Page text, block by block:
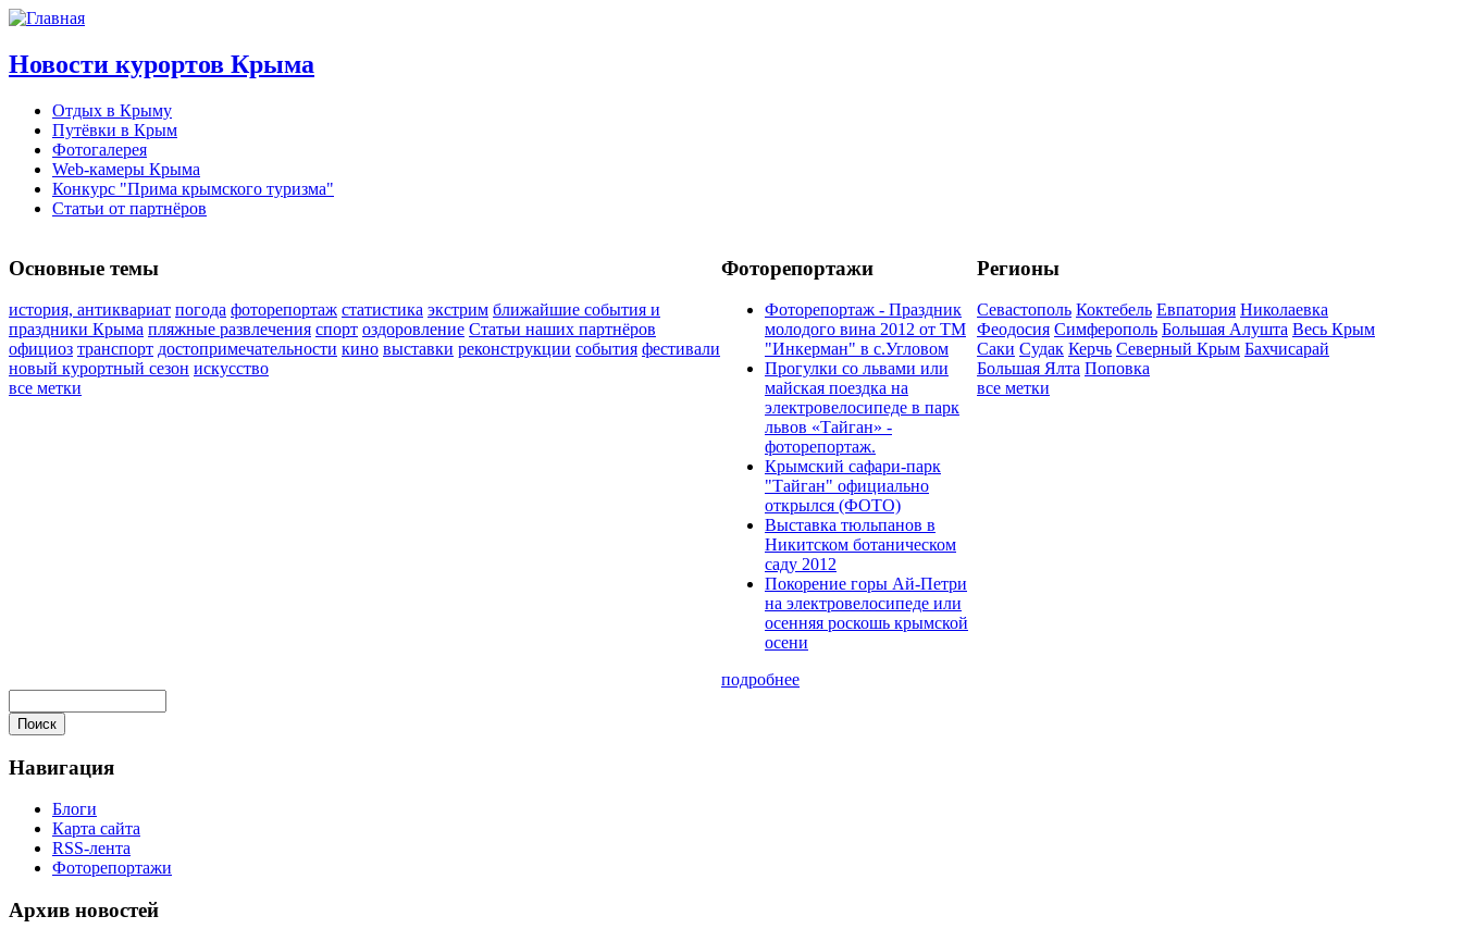
Новости курортов Крыма
Отдых в Крыму
Путёвки в Крым
Фотогалерея
Web-камеры Крыма
Конкурс "Прима крымского туризма"
Статьи от партнёров
Основные темы
история, антиквариат погода фоторепортаж статистика экстрим ближайшие события и
праздники Крыма пляжные развлечения спорт оздоровление Статьи наших партнёров
официоз транспорт достопримечательности кино выставки реконструкции события фестивали
новый курортный сезон искусство
все метки
Фоторепортажи
Фоторепортаж - Праздник
молодого вина 2012 от ТМ
"Инкерман" в с.Угловом
Прогулки cо львами или
майская поездка на
электровелосипеде в парк
львов «Тайган» -
фоторепортаж.
Крымский сафари-парк
"Тайган" официально
открылся (ФОТО)
Выставка тюльпанов в
Никитском ботаническом
саду 2012
Покорение горы Ай-Петри
на электровелосипеде или
осенняя роскошь крымской
осени
подробнее
Регионы
Севастополь Коктебель Евпатория Николаевка
Феодосия Симферополь Большая Алушта Весь Крым
Саки Судак Керчь Северный Крым Бахчисарай
Большая Ялта Поповка
все метки
Навигация
Блоги
Карта сайта
RSS-лента
Фоторепортажи
Архив новостей